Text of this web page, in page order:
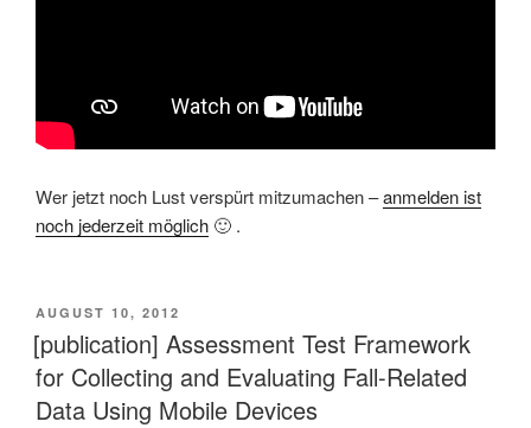
Wer jetzt noch Lust verspürt mitzumachen –anmelden ist
noch jederzeit möglich 🙂 .
VERÖFFENTLICHT
AM
AUGUST 10, 2012
[publication] Assessment Test Framework
for Collecting and Evaluating Fall-Related
Data Using Mobile Devices